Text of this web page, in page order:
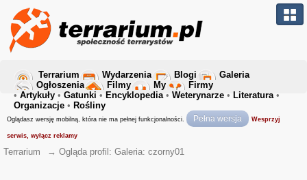
Terrarium Wydarzenia Blogi
Galeria
Ogłoszenia
Filmy My
Firmy
• Artykuły • Gatunki • Encyklopedia• Weterynarze • Literatura•
Organizacje • Rośliny
Oglądasz wersję mobilną, która nie ma pełnej funkcjonalności. Pełna wersja Wesprzyj
serwis, wyłącz reklamy
Terrarium → Ogląda profil: Galeria: czorny01